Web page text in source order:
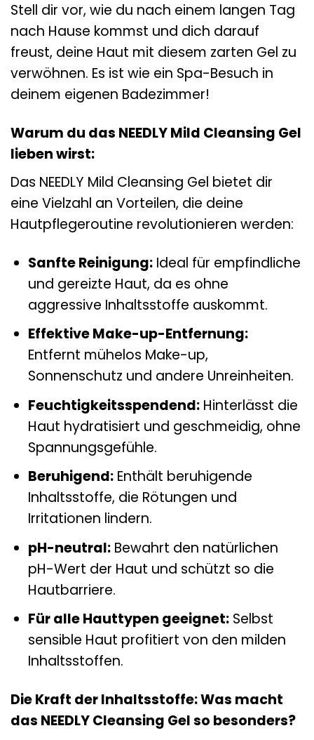
Stell dir vor, wie du nach einem langen Tag
nach Hause kommst und dich darauf
freust, deine Haut mit diesem zarten Gel zu
verwöhnen. Es ist wie ein Spa-Besuch in
deinem eigenen Badezimmer!
Warum du das NEEDLY Mild Cleansing Gel
lieben wirst:
Das NEEDLY Mild Cleansing Gel bietet dir
eine Vielzahl an Vorteilen, die deine
Hautpflegeroutine revolutionieren werden:
Sanfte Reinigung:Ideal für empfindliche
und gereizte Haut, da es ohne
aggressive Inhaltsstoffe auskommt.
Effektive Make-up-Entfernung:
Entfernt mühelos Make-up,
Sonnenschutz und andere Unreinheiten.
Feuchtigkeitsspendend:Hinterlässt die
Haut hydratisiert und geschmeidig, ohne
Spannungsgefühle.
Beruhigend:Enthält beruhigende
Inhaltsstoffe, die Rötungen und
Irritationen lindern.
pH-neutral:Bewahrt den natürlichen
pH-Wert der Haut und schützt so die
Hautbarriere.
Für alle Hauttypen geeignet:Selbst
sensible Haut profitiert von den milden
Inhaltsstoffen.
Die Kraft der Inhaltsstoffe: Was macht
das NEEDLY Cleansing Gel so besonders?